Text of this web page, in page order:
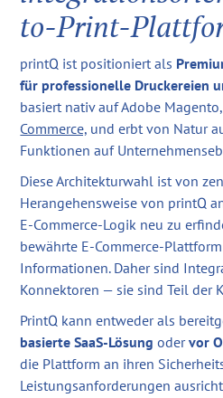
to-Print-
printQ ist positioniert als
für professionelle Druckereien
basiert nativ auf Adobe
Commerce, und erbt von Natur
Funktionen auf
Diese Architekturwahl ist von
Herangehensweise von printQ
E-Commerce-Logik neu zu
bewährte E-Commerce-
Informationen. Daher sind
Konnektoren — sie sind Teil der
PrintQ kann entweder als
basierte SaaS-Lösung odervor
die Plattform an ihren
Leistungsanforderungen